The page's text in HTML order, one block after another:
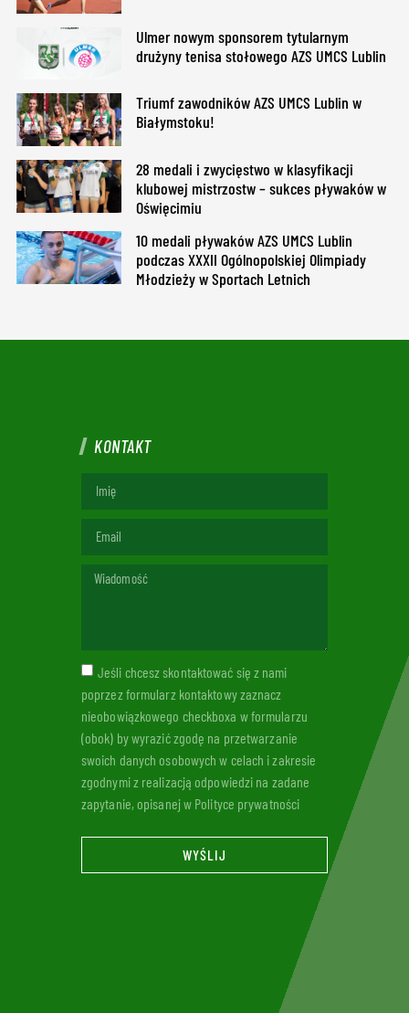
Ulmer nowym sponsorem tytularnym
drużyny tenisa stołowego AZS UMCS Lublin
Triumf zawodników AZS UMCS Lublin w
Białymstoku!
28 medali i zwycięstwo w klasyfikacji
klubowej mistrzostw – sukces pływaków w
Oświęcimiu
10 medali pływaków AZS UMCS Lublin
podczas XXXII Ogólnopolskiej Olimpiady
Młodzieży w Sportach Letnich
KONTAKT
Jeśli chcesz skontaktować się z nami
poprzez formularz kontaktowy zaznacz
nieobowiązkowego checkboxa w formularzu
(obok) by wyrazić zgodę na przetwarzanie
swoich danych osobowych w celach i zakresie
zgodnymi z realizacją odpowiedzi na zadane
zapytanie, opisanej w Polityce prywatności
WYŚLIJ